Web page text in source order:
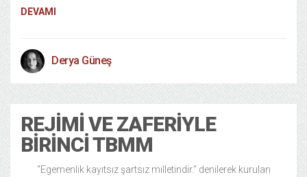
DEVAMI
Derya Güneş
REJIMI VE ZAFERIYLE
BIRINCI TBMM
“Egemenlik kayıtsız şartsız milletindir.” denilerek kurulan